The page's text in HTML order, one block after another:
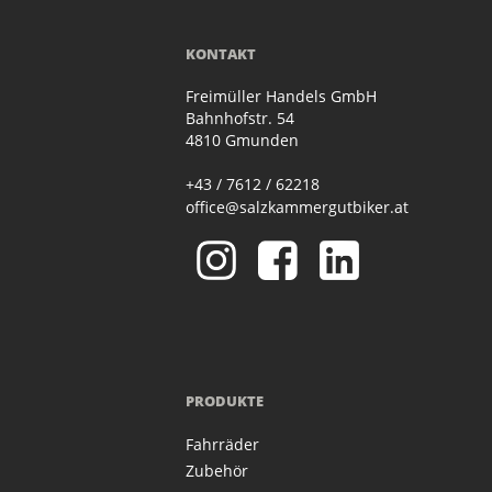
KONTAKT
Freimüller Handels GmbH
Bahnhofstr. 54
4810 Gmunden
+43 / 7612 / 62218
office@salzkammergutbiker.at
PRODUKTE
Fahrräder
Zubehör